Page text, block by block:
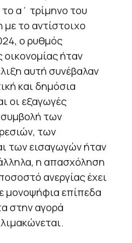
α΄ τρίμηνο του
το αντίστοιχο
ο ρυθμός
ήταν
αυτή συνέβαλαν
και δημόσια
οι εξαγωγές
των
των
των εισαγωγών ήταν
η απασχόληση
ανεργίας έχει
μονοψήφια επίπεδα
στην αγορά